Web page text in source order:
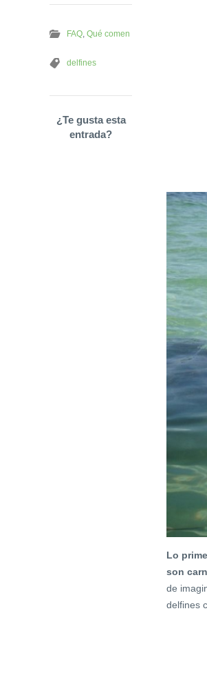
Lo
son
de
delfines
FAQ Qué comen
delfines
¿Te gusta esta
entrada?